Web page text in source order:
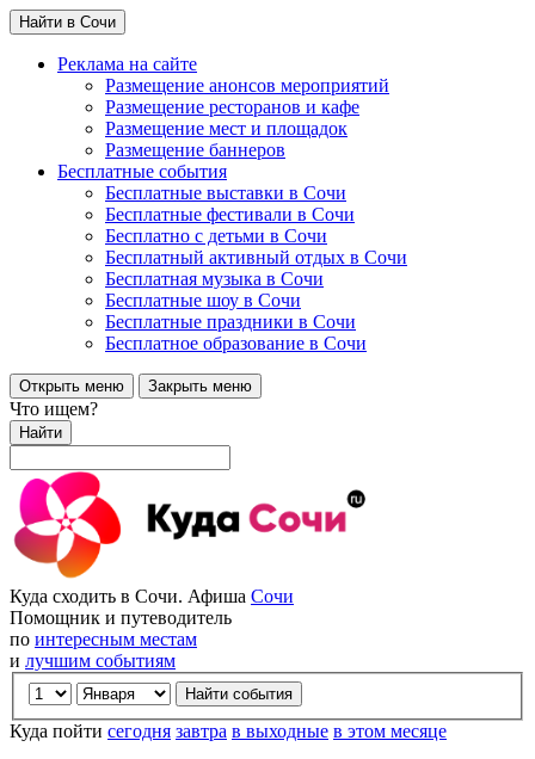
Найти в Сочи
Реклама на сайте
Размещение анонсов мероприятий
Размещение ресторанов и кафе
Размещение мест и площадок
Размещение баннеров
Бесплатные события
Бесплатные выставки в Сочи
Бесплатные фестивали в Сочи
Бесплатно с детьми в Сочи
Бесплатный активный отдых в Сочи
Бесплатная музыка в Сочи
Бесплатные шоу в Сочи
Бесплатные праздники в Сочи
Бесплатное образование в Сочи
Открыть меню Закрыть меню
Что ищем?
Найти
Куда сходить в Сочи. Афиша Сочи
Помощник и путеводитель
по интересным местам
и лучшим событиям
Куда пойти сегодня завтра в выходные в этом месяце